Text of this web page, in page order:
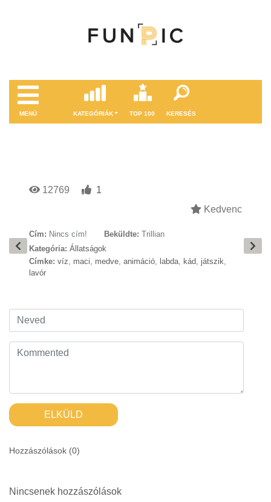
MENÜ KATEGÓRIÁK TOP 100 KERESÉS
12769
1
Kedvenc
Cím: Nincs cím! Beküldte: Trillian
Kategória: Állatságok
Címke: víz, maci, medve, animáció, labda, kád, játszik,
lavór
ELKÜLD
Hozzászólások (0)
Nincsenek hozzászólások